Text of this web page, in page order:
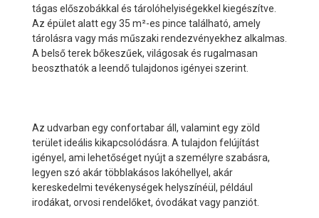
tágas előszobákkal és tárolóhelyiségekkel kiegészítve.
Az épület alatt egy 35 m²-es pince található, amely
tárolásra vagy más műszaki rendezvényekhez alkalmas.
A belső terek bőkeszűek, világosak és rugalmasan
beoszthatók a leendő tulajdonos igényei szerint.
Az udvarban egy confortabar áll, valamint egy zöld
terület ideális kikapcsolódásra. A tulajdon felújítást
igényel, ami lehetőséget nyújt a személyre szabásra,
legyen szó akár többlakásos lakóhellyel, akár
kereskedelmi tevékenységek helyszínéül, például
irodákat, orvosi rendelőket, óvodákat vagy panziót.